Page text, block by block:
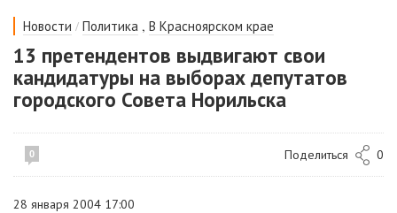
Новости / Политика , В Красноярском крае
13 претендентов выдвигают свои
кандидатуры на выборах депутатов
городского Совета Норильска
0 Поделиться 0
28 января 2004 17:00